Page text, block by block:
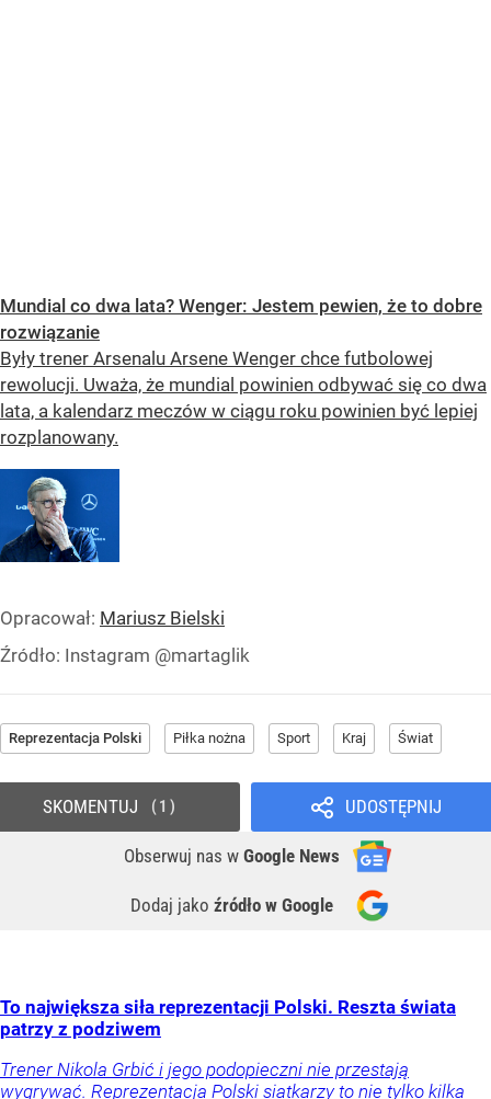
Mundial co dwa lata? Wenger: Jestem pewien, że to dobre
rozwiązanie
Były trener Arsenalu Arsene Wenger chce futbolowej
rewolucji. Uważa, że mundial powinien odbywać się co dwa
lata, a kalendarz meczów w ciągu roku powinien być lepiej
rozplanowany.
Opracował: Mariusz Bielski
Źródło: Instagram @martaglik
Reprezentacja Polski Piłka nożna Sport Kraj Świat
UDOSTĘPNIJ
Obserwuj nas w Google News
Dodaj jako źródło w Google
SKOMENTUJ 1
To największa siła reprezentacji Polski. Reszta świata
patrzy z podziwem
Trener Nikola Grbić i jego podopieczni nie przestają
wygrywać. Reprezentacja Polski siatkarzy to nie tylko kilka